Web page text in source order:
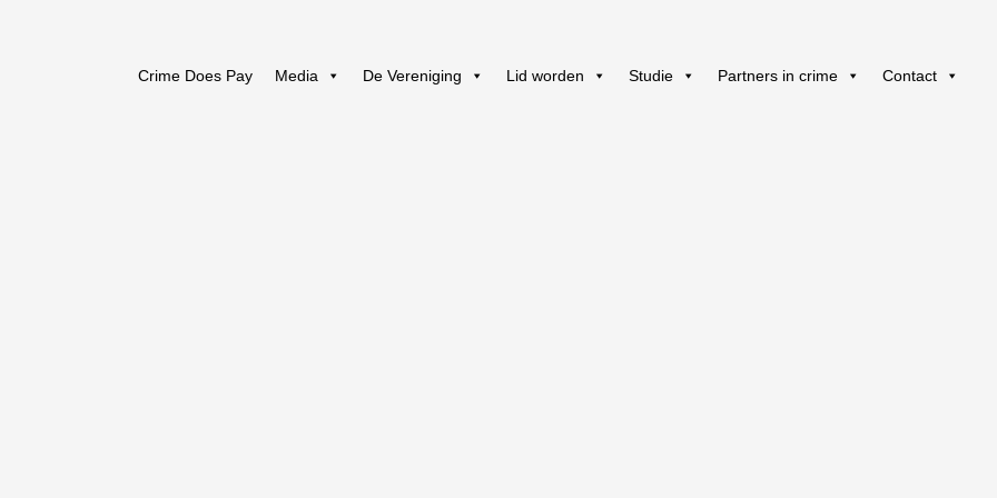
Crime Does Pay Media De Vereniging Lid worden Studie Partners in crime Contact